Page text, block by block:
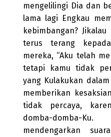
mengelilingi Dia dan
lama lagi Engkau
kebimbangan?
terus terang
mereka, “Aku telah
tetapi kamu tidak
yang Kulakukan
memberikan
tidak percaya,
domba-domba-
mendengarkan